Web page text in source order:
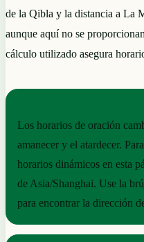
de la Qibla y la distancia a La
aunque aquí no se
cálculo utilizado asegura
Los horarios de oración
amanecer y el atardecer.
horarios dinámicos en esta
de Asia/Shanghai. Use la
para encontrar la dirección